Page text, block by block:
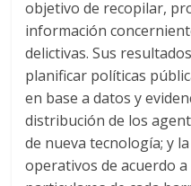
objetivo de recopilar,
información
delictivas. Sus
planificar políticas
en base a datos y
distribución de los
de nueva tecnología; y
operativos de acuerdo a